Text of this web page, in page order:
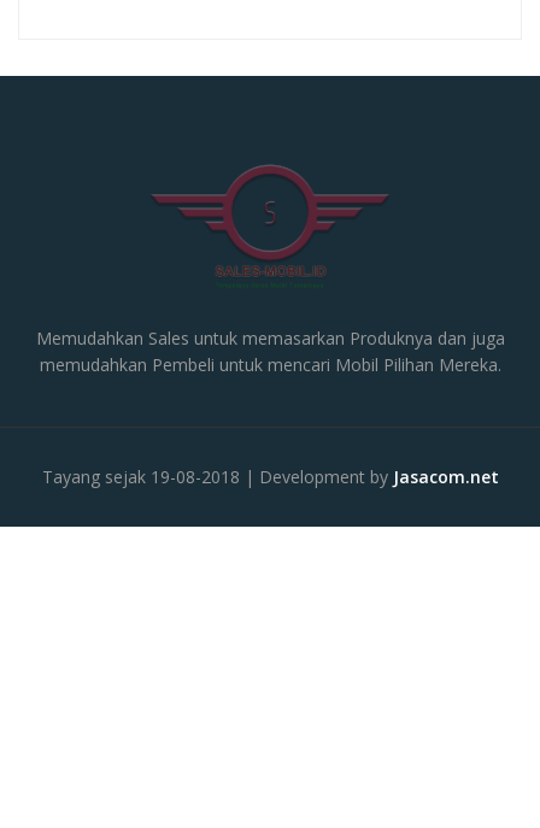
Memudahkan Sales untuk memasarkan Produknya dan juga
memudahkan Pembeli untuk mencari Mobil Pilihan Mereka.
Tayang sejak 19-08-2018 | Development by Jasacom.net